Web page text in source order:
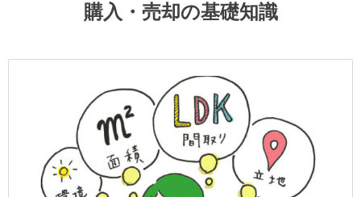
購入・売却の基礎知識